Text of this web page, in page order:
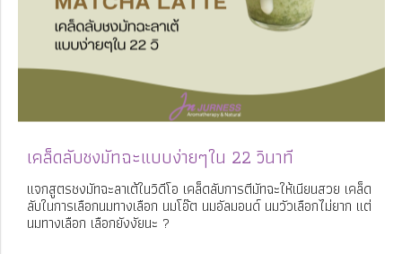
เคล็ดลับชงมัทฉะแบบง่ายๆใน 22 วินาที
แจกสูตรชงมัทฉะลาเต้ในวิดีโอ เคล็ดลับการตีมัทฉะให้เนียนสวย เคล็ด
ลับในการเลือกนมทางเลือก นมโอ๊ต นมอัลมอนด์ นมวัวเลือกไม่ยาก แต่
นมทางเลือก เลือกยังงัยนะ ?